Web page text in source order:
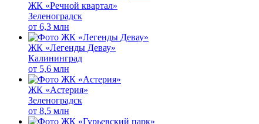
ЖК «Речной квартал»
Зеленоградск
от 6,3 млн
ЖК «Легенды Девау»
Калининград
от 5,6 млн
ЖК «Астерия»
Зеленоградск
от 8,5 млн